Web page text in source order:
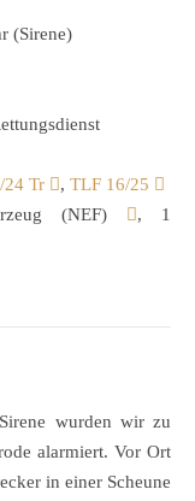
(Sirene)
24 Tr , TLF 16/25
(NEF)
, 1
wurden wir zu
alarmiert. Vor Ort
in einer Scheune